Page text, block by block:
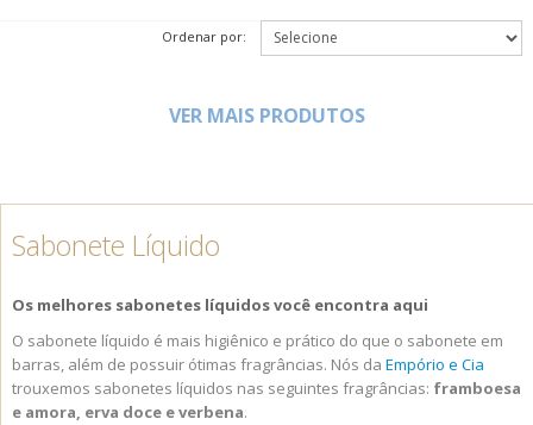
Ordenar por:
VER MAIS PRODUTOS
Sabonete Líquido
Os melhores sabonetes líquidos você encontra aqui
O sabonete líquido é mais higiênico e prático do que o sabonete em
barras, além de possuir ótimas fragrâncias. Nós da Empório e Cia
trouxemos sabonetes líquidos nas seguintes fragrâncias: framboesa
e amora, erva doce e verbena.